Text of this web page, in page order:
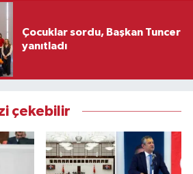
Çocuklar sordu, Başkan Tuncer
yanıtladı
çekebilir